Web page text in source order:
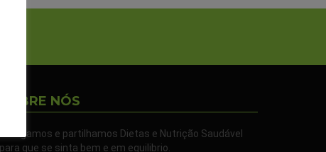
SOBRE NÓS
Divulgamos e partilhamos Dietas e Nutrição Saudável
para que se sinta bem e em equilibrio.